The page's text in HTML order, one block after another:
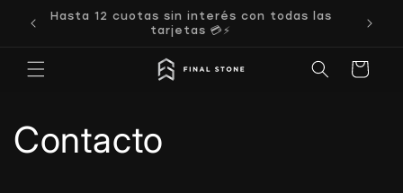
directamenteHasta 12 cuotas sin interés con todas las
tarjetas 💳⚡
Carrito
Contacto